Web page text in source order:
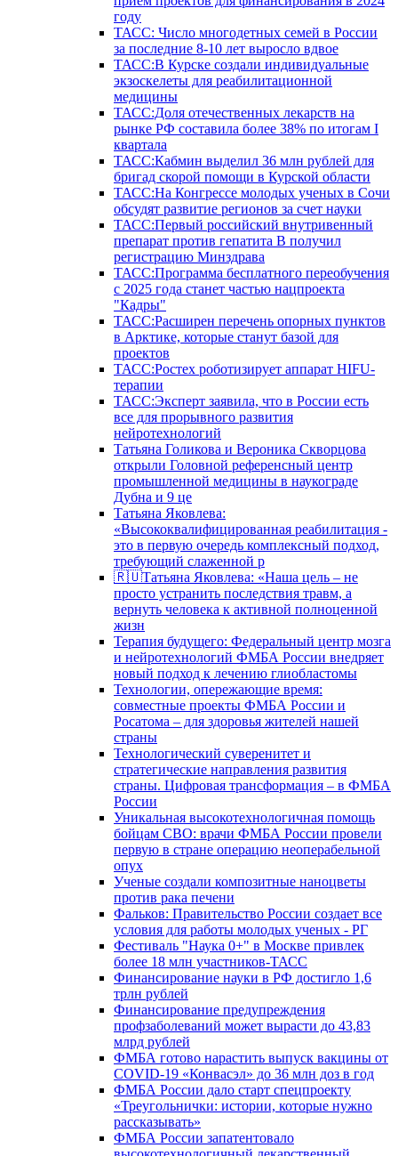
году
ТАСС: Число многодетных семей в России
за последние 8-10 лет выросло вдвое
ТАСС:В Курске создали индивидуальные
экзоскелеты для реабилитационной
медицины
ТАСС:Доля отечественных лекарств на
рынке РФ составила более 38% по итогам I
квартала
ТАСС:Кабмин выделил 36 млн рублей для
бригад скорой помощи в Курской области
ТАСС:На Конгрессе молодых ученых в Сочи
обсудят развитие регионов за счет науки
ТАСС:Первый российский внутривенный
препарат против гепатита В получил
регистрацию Минздрава
ТАСС:Программа бесплатного переобучения
с 2025 года станет частью нацпроекта
"Кадры"
ТАСС:Расширен перечень опорных пунктов
в Арктике, которые станут базой для
проектов
ТАСС:Ростех роботизирует аппарат HIFU-
терапии
ТАСС:Эксперт заявила, что в России есть
все для прорывного развития
нейротехнологий
Татьяна Голикова и Вероника Скворцова
открыли Головной референсный центр
промышленной медицины в наукограде
Дубна и 9 це
Татьяна Яковлева:
«Высококвалифицированная реабилитация -
это в первую очередь комплексный подход,
требующий слаженной р
🇷🇺Татьяна Яковлева: «Наша цель – не
просто устранить последствия травм, а
вернуть человека к активной полноценной
жизн
Терапия будущего: Федеральный центр мозга
и нейротехнологий ФМБА России внедряет
новый подход к лечению глиобластомы
Технологии, опережающие время:
совместные проекты ФМБА России и
Росатома – для здоровья жителей нашей
страны
Технологический суверенитет и
стратегические направления развития
страны. Цифровая трансформация – в ФМБА
России
Уникальная высокотехнологичная помощь
бойцам СВО: врачи ФМБА России провели
первую в стране операцию неоперабельной
опух
Ученые создали композитные наноцветы
против рака печени
Фальков: Правительство России создает все
условия для работы молодых ученых - РГ
Фестиваль "Наука 0+" в Москве привлек
более 18 млн участников-ТАСС
Финансирование науки в РФ достигло 1,6
трлн рублей
Финансирование предупреждения
профзаболеваний может вырасти до 43,83
млрд рублей
ФМБА готово нарастить выпуск вакцины от
COVID-19 «Конвасэл» до 36 млн доз в год
ФМБА России дало старт спецпроекту
«Треугольнички: истории, которые нужно
рассказывать»
ФМБА России запатентовало